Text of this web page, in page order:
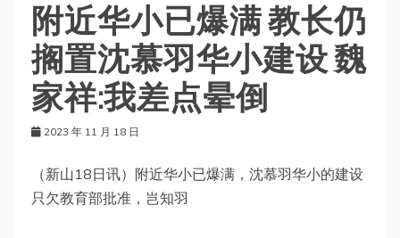
附近华小已爆满 教长仍
搁置沈慕羽华小建设 魏
家祥:我差点晕倒
2023 年 11 月 18 日
（新山18日讯）附近华小已爆满，沈慕羽华小的建设
只欠教育部批准，岂知羽